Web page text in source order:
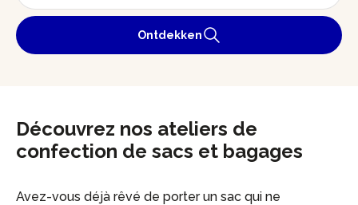
Ontdekken
Découvrez nos ateliers de
confection de sacs et bagages
Avez-vous déjà rêvé de porter un sac qui ne